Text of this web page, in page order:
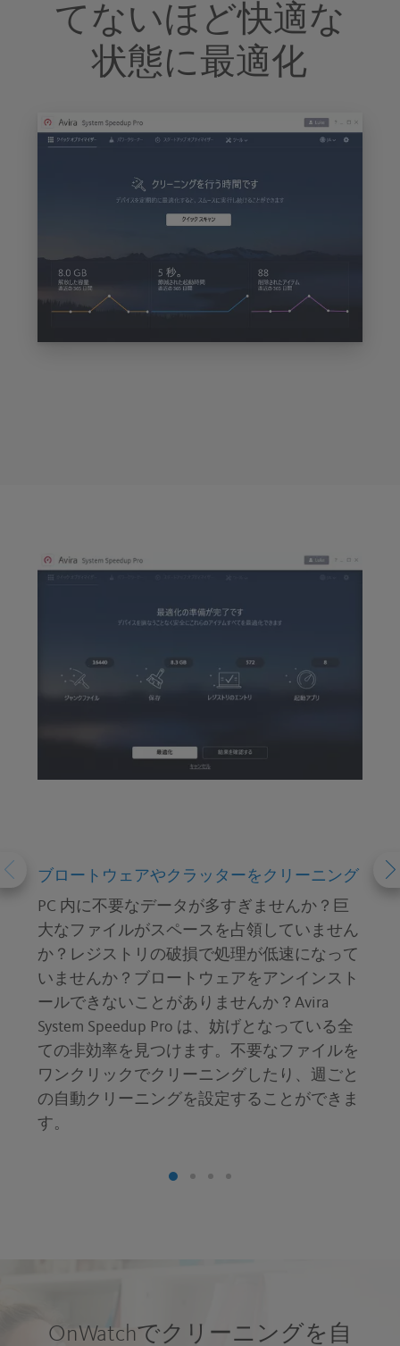
てないほど快適な
状態に最適化
ブロートウェアやクラッターをクリーニング
PC 内に不要なデータが多すぎませんか？巨
大なファイルがスペースを占領していません
か？レジストリの破損で処理が低速になって
いませんか？ブロートウェアをアンインスト
ールできないことがありませんか？Avira
System Speedup Pro は、妨げとなっている全
ての非効率を見つけます。不要なファイルを
ワンクリックでクリーニングしたり、週ごと
の自動クリーニングを設定することができま
す。
OnWatchでクリーニングを自